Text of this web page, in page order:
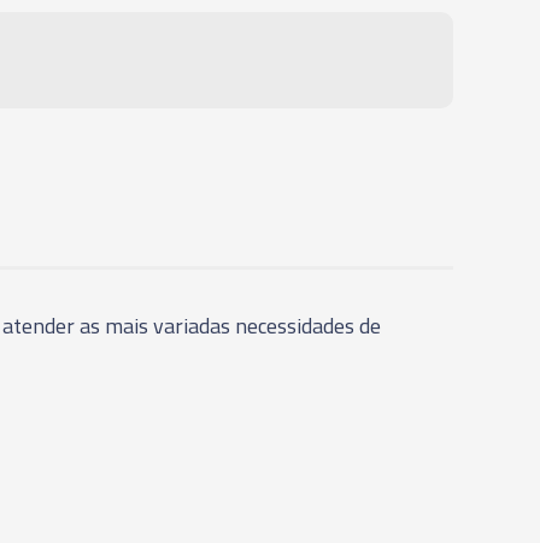
FACEAR - SK40 - 27 - 50MM
as mais variadas necessidades de